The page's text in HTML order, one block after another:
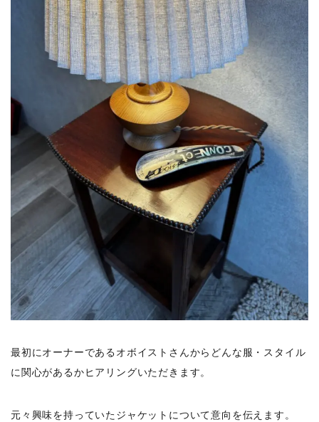
最初にオーナーであるオボイストさんからどんな服・スタイル
に関心があるかヒアリングいただきます。
元々興味を持っていたジャケットについて意向を伝えます。